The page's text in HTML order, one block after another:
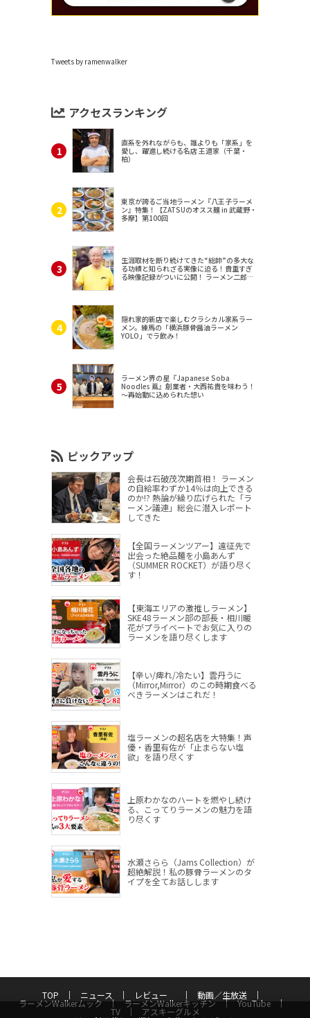
Tweets by ramenwalker
アクセスランキング
直系を外れながらも、誰よりも「家系」を
愛し、躍進し続ける名店 王道家（千葉・
柏）
東京が誇るご当地ラーメン『八王子ラーメ
ン』特集！【ZATSUのオスス麺 in 武蔵野・
多摩】第100回
生涯取材を断り続けてきた“総帥”の多大な
る功績と知られざる実像に迫る！貴重すぎ
る映像記録がついに公開！ ラーメン二郎
隠れ家的新店で楽しむクラシカル家系ラー
メン。練馬の「横浜豚骨醤油ラーメン
YOLO」でラ飲み！
ラーメン界の星『Japanese Soba
Noodles 蔦』創業者・大西祐貴を味わう！
～再始動に込められた想い
ピックアップ
会長は石破茂次期首相！ ラーメン
の自給率わずか14％は向上できる
のか!? 熱論が繰り広げられた「ラ
ーメン議連」総会に潜入レポート
してきた
【全国ラーメンツアー】遠征先で
出会った絶品麺を小島あんず
（SUMMER ROCKET）が語り尽く
す！
【東海エリアの激推しラーメン】
SKE48ラーメン部の部長・相川暖
花がプライベートでお気に入りの
ラーメンを語り尽くします
【辛い/痺れ/冷たい】雲丹うに
（Mirror,Mirror）のこの時期食べる
べきラーメンはこれだ！
塩ラーメンの超名店を大特集！声
優・香里有佐が「止まらない塩
欲」を語り尽くす
上原わかなのハートを燃やし続け
る、こってりラーメンの魅力を語
り尽くす
水瀬さらら（Jams Collection）が
超絶解説！私の豚骨ラーメンのタ
イプを全てお話しします
TOP ニュース レビュー 動画／生放送
ラーメンWalkerムック ラーメンWalkerキッチン YouTube
TV アスキーグルメ